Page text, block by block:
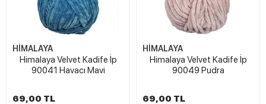
HİMALAYA
Himalaya Velvet Kadife İp
90041 Havacı Mavi
69,00 TL
HİMALAYA
Himalaya Velvet Kadife İp
90049 Pudra
69,00 TL